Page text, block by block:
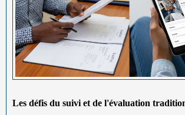
Les défis du suivi et de l'évaluation